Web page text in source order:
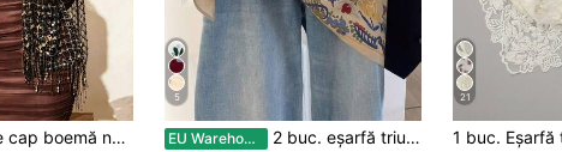
1 buc. eșarfă de cap boemă neagră + aurie cu paiete și ciucuri, din plasă luxoasă, pentru femei musulmane, pentru seară, strălucitoare
5
EU Warehouse 2 buc. eșarfă triunghiulară vintage imprimată pentru femei, eșarfă pătrată multifuncțională: ca centură, eșarfă de cap, eșarfă pentru gât, accesoriu pentru păr, versatilă
21